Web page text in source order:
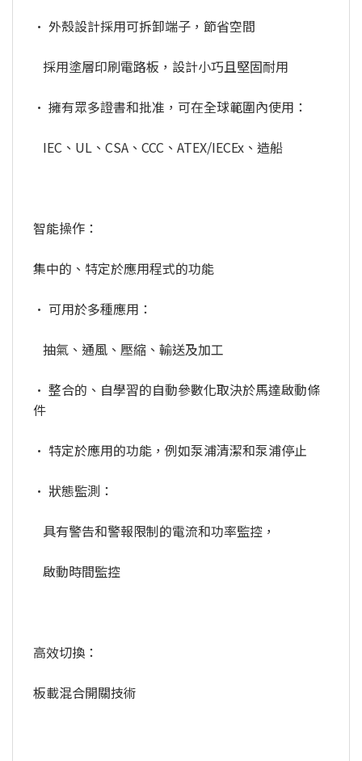
• 外殼設計採用可拆卸端子，節省空間
採用塗層印刷電路板，設計小巧且堅固耐用
• 擁有眾多證書和批准，可在全球範圍內使用：
IEC、UL、CSA、CCC、ATEX/IECEx、造船
智能操作：
集中的、特定於應用程式的功能
• 可用於多種應用：
抽氣、通風、壓縮、輸送及加工
• 整合的、自學習的自動參數化取決於馬達啟動條
件
• 特定於應用的功能，例如泵浦清潔和泵浦停止
• 狀態監測：
具有警告和警報限制的電流和功率監控，
啟動時間監控
高效切換：
板載混合開關技術